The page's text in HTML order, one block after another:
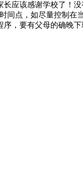
长应该感谢学校了！
间点，如尽量控制
，要有父母的确晚